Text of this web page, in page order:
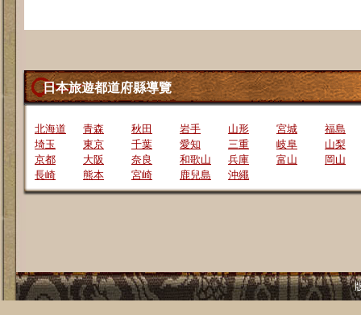
日本旅遊都道府縣導覽
北海道 青森 秋田 岩手 山形 宮城
福島
埼玉
東京 千葉 愛知 三重 岐阜
山梨
京都
大阪 奈良 和歌山 兵庫 富山
岡山
長崎
熊本 宮崎 鹿兒島 沖繩